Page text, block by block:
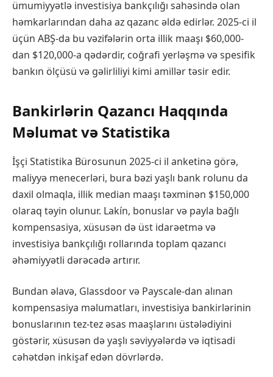
ümumiyyətlə investisiya bankçılığı sahəsində olan
həmkarlarından daha az qazanc əldə edirlər. 2025-ci il
üçün ABŞ-da bu vəzifələrin orta illik maaşı $60,000-
dan $120,000-a qədərdir, coğrafi yerləşmə və spesifik
bankın ölçüsü və gəlirliliyi kimi amillər təsir edir.
Bankirlərin Qazancı Haqqında
Məlumat və Statistika
İşçi Statistika Bürosunun 2025-ci il anketinə görə,
maliyyə menecerləri, bura bəzi yaşlı bank rolunu da
daxil olmaqla, illik median maaşı təxminən $150,000
olaraq təyin olunur. Lakín, bonuslar və payla bağlı
kompensasiya, xüsusən də üst idarəetmə və
investisiya bankçılığı rollarında toplam qazancı
əhəmiyyətli dərəcədə artırır.
Bundan əlavə, Glassdoor və Payscale-dan alınan
kompensasiya məlumatları, investisiya bankirlərinin
bonuslarının tez-tez əsas maaşlarını üstələdiyini
göstərir, xüsusən də yaşlı səviyyələrdə və iqtisadi
cəhətdən inkişaf edən dövrlərdə.